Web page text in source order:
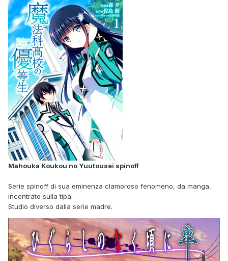
Mahouka Koukou no Yuutousei spinoff
Serie spinoff di sua eminenza clamoroso fenomeno, da manga,
incentrato sulla tipa.
Studio diverso dalla serie madre.